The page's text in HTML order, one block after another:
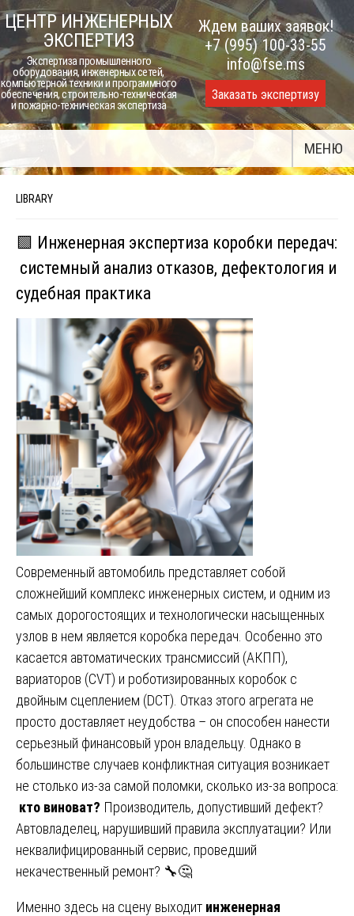
Skip
to
content
ЦЕНТР ИНЖЕНЕРНЫХ
ЭКСПЕРТИЗ
Экспертиза промышленного
оборудования, инженерных сетей,
компьютерной техники и программного
обеспечения, строительно-техническая
и пожарно-техническая экспертиза
Ждем ваших заявок!
+7 (995) 100-33-55
info@fse.ms
Заказать экспертизу
МЕНЮ
LIBRARY
🟩 Инженерная экспертиза коробки передач:
системный анализ отказов, дефектология и
судебная практика
Современный автомобиль представляет собой
сложнейший комплекс инженерных систем, и одним из
самых дорогостоящих и технологически насыщенных
узлов в нем является коробка передач. Особенно это
касается автоматических трансмиссий (АКПП),
вариаторов (CVT) и роботизированных коробок с
двойным сцеплением (DCT). Отказ этого агрегата не
просто доставляет неудобства – он способен нанести
серьезный финансовый урон владельцу. Однако в
большинстве случаев конфликтная ситуация возникает
не столько из-за самой поломки, сколько из-за вопроса:
кто виноват? Производитель, допустивший дефект?
Автовладелец, нарушивший правила эксплуатации? Или
неквалифицированный сервис, проведший
некачественный ремонт? 🔧🤔
Именно здесь на сцену выходит инженерная